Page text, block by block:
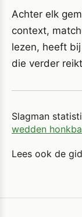
Achter elk
context,
lezen, heeft
die verder
Slagman
wedden
Lees ook de